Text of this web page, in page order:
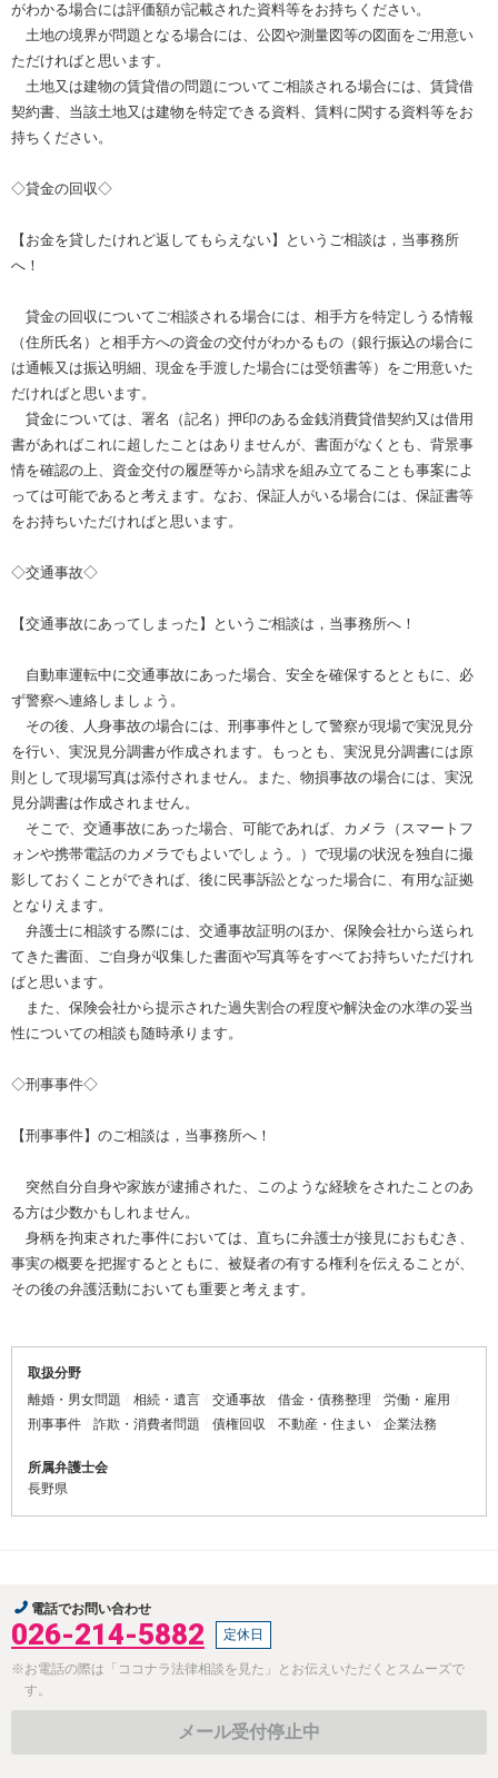
がわかる場合には評価額が記載された資料等をお持ちください。
土地の境界が問題となる場合には、公図や測量図等の図面をご用意い
ただければと思います。
土地又は建物の賃貸借の問題についてご相談される場合には、賃貸借
契約書、当該土地又は建物を特定できる資料、賃料に関する資料等をお
持ちください。
◇貸金の回収◇
【お金を貸したけれど返してもらえない】というご相談は，当事務所
へ！
貸金の回収についてご相談される場合には、相手方を特定しうる情報
（住所氏名）と相手方への資金の交付がわかるもの（銀行振込の場合に
は通帳又は振込明細、現金を手渡した場合には受領書等）をご用意いた
だければと思います。
貸金については、署名（記名）押印のある金銭消費貸借契約又は借用
書があればこれに超したことはありませんが、書面がなくとも、背景事
情を確認の上、資金交付の履歴等から請求を組み立てることも事案によ
っては可能であると考えます。なお、保証人がいる場合には、保証書等
をお持ちいただければと思います。
◇交通事故◇
【交通事故にあってしまった】というご相談は，当事務所へ！
自動車運転中に交通事故にあった場合、安全を確保するとともに、必
ず警察へ連絡しましょう。
その後、人身事故の場合には、刑事事件として警察が現場で実況見分
を行い、実況見分調書が作成されます。もっとも、実況見分調書には原
則として現場写真は添付されません。また、物損事故の場合には、実況
見分調書は作成されません。
そこで、交通事故にあった場合、可能であれば、カメラ（スマートフ
ォンや携帯電話のカメラでもよいでしょう。）で現場の状況を独自に撮
影しておくことができれば、後に民事訴訟となった場合に、有用な証拠
となりえます。
弁護士に相談する際には、交通事故証明のほか、保険会社から送られ
てきた書面、ご自身が収集した書面や写真等をすべてお持ちいただけれ
ばと思います。
また、保険会社から提示された過失割合の程度や解決金の水準の妥当
性についての相談も随時承ります。
◇刑事事件◇
【刑事事件】のご相談は，当事務所へ！
突然自分自身や家族が逮捕された、このような経験をされたことのあ
る方は少数かもしれません。
身柄を拘束された事件においては、直ちに弁護士が接見におもむき、
事実の概要を把握するとともに、被疑者の有する権利を伝えることが、
その後の弁護活動においても重要と考えます。
取扱分野
離婚・男女問題
相続・遺言 交通事故 借金・債務整理
労働・雇用
刑事事件
詐欺・消費者問題 債権回収 不動産・住まい 企業法務
所属弁護士会
長野県
電話でお問い合わせ
026-214-5882 定休日
※お電話の際は「ココナラ法律相談を見た」とお伝えいただくとスムーズで
す。
メール受付停止中